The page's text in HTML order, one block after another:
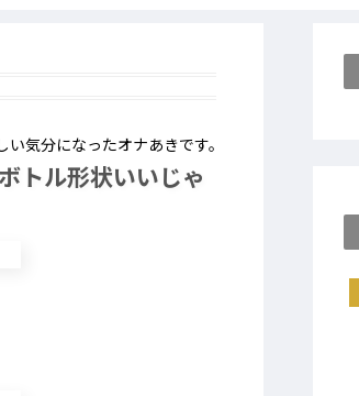
ル形状いいじゃ
気分になったオナあきです。